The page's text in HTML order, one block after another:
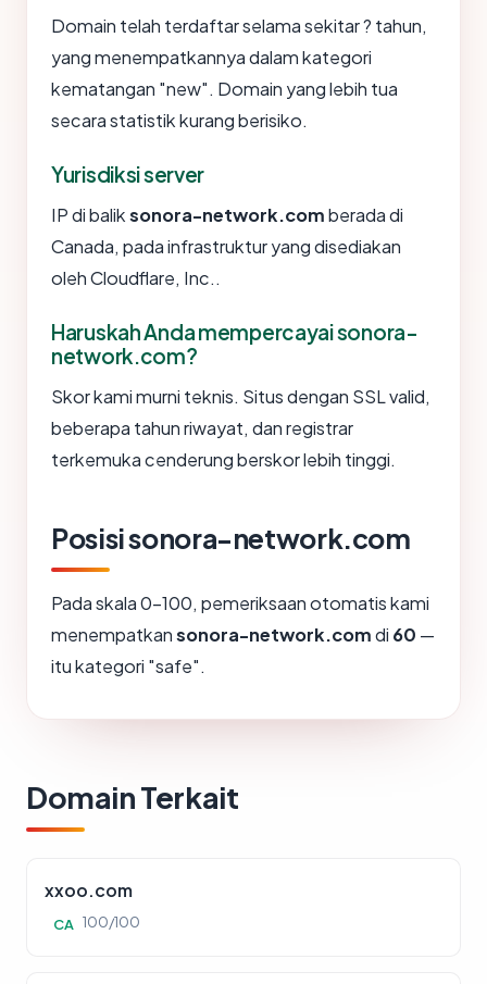
Domain telah terdaftar selama sekitar ? tahun,
yang menempatkannya dalam kategori
kematangan "new". Domain yang lebih tua
secara statistik kurang berisiko.
Yurisdiksi server
IP di baliksonora-network.comberada di
Canada, pada infrastruktur yang disediakan
oleh Cloudflare, Inc..
Haruskah Anda mempercayai sonora-
network.com?
Skor kami murni teknis. Situs dengan SSL valid,
beberapa tahun riwayat, dan registrar
terkemuka cenderung berskor lebih tinggi.
Posisi sonora-network.com
Pada skala 0-100, pemeriksaan otomatis kami
menempatkansonora-network.comdi 60 —
itu kategori "safe".
Domain Terkait
xxoo.com
CA 100/100